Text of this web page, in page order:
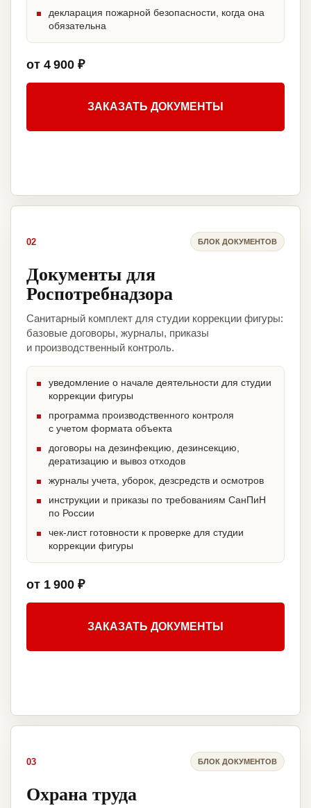
декларация пожарной безопасности, когда она
обязательна
от 4 900 ₽
ЗАКАЗАТЬ ДОКУМЕНТЫ
02 БЛОК ДОКУМЕНТОВ
Документы для
Роспотребнадзора
Санитарный комплект для студии коррекции фигуры:
базовые договоры, журналы, приказы
и производственный контроль.
уведомление о начале деятельности для студии
коррекции фигуры
программа производственного контроля
с учетом формата объекта
договоры на дезинфекцию, дезинсекцию,
дератизацию и вывоз отходов
журналы учета, уборок, дезсредств и осмотров
инструкции и приказы по требованиям СанПиН
по России
чек-лист готовности к проверке для студии
коррекции фигуры
от 1 900 ₽
ЗАКАЗАТЬ ДОКУМЕНТЫ
03 БЛОК ДОКУМЕНТОВ
Охрана труда